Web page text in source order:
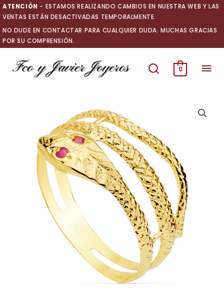
Ir
al
contenido
ATENCIÓN - ESTAMOS REALIZANDO CAMBIOS EN NUESTRA WEB Y LAS
VENTAS ESTÁN DESACTIVADAS TEMPORALMENTE.
NO DUDE EN CONTACTAR PARA CUALQUIER DUDA. MUCHAS GRACIAS
POR SU COMPRENSIÓN.
0